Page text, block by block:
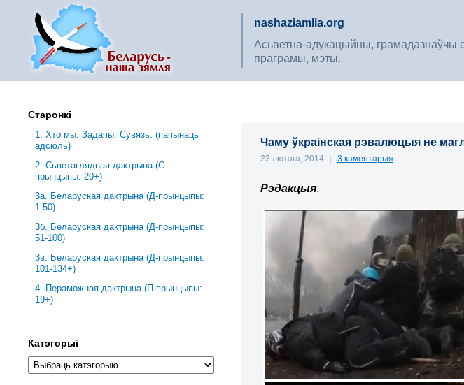
nashaziamlia.org
Асьветна-адукацыйны, грамадазнаўчы
праграмы, мэты.
Чаму ўкраінская рэвалюцыя не
23 лютага, 2014 | 3 каментарыя
Рэдакцыя.
Старонкі
1. Хто мы. Задачы. Сувязь. (пачынаць
адсюль)
2. Сьветаглядная дактрына (С-
прынцыпы: 20+)
3a. Беларуская дактрына (Д-прынцыпы:
1-50)
3б. Беларуская дактрына (Д-прынцыпы:
51-100)
3в. Беларуская дактрына (Д-прынцыпы:
101-134+)
4. Пераможная дактрына (П-прынцыпы:
19+)
Катэгорыі